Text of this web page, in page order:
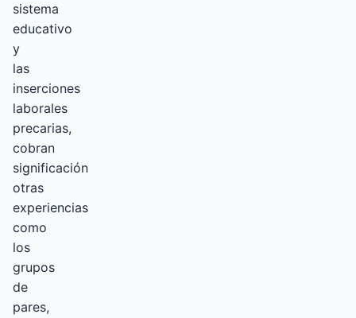
sistema
educativo
y
las
inserciones
laborales
precarias,
cobran
significación
otras
experiencias
como
los
grupos
de
pares,